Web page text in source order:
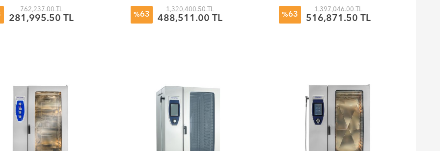
2/1 Kızaklı
762,237.00 TL
281,995.50 TL
2/1 Kızaklı-Kıt Arabalı
%63
1,320,400.50 TL
488,511.00 TL
2/1 Kızaklı-Kıt Arabalı
%63
1,397,046.00 TL
516,871.50 TL